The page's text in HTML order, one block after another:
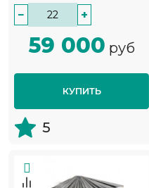
− +
59 000 руб
КУПИТЬ
5